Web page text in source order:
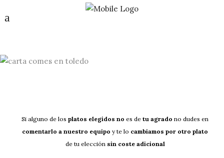
Si alguno de losplatos elegidos no es detu agrado no dudes en
comentarlo a nuestro equipo y te lo cambiamos por otro plato
de tu elección sin coste adicional